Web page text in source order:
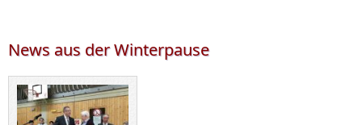
News aus der Winterpause